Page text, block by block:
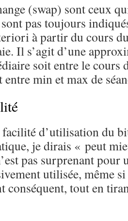
(swap) sont ceux
pas toujours
à partir du cours
Il s’agit d’une
soit entre le cours
min et max de
d’utilisation du
je dirais « peut
pas surprenant pour
utilisée, même
tout en